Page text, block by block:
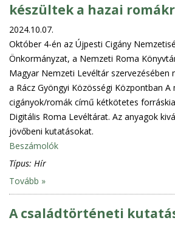
készültek a hazai
2024.10.07.
Október 4-én az Újpesti Cigány
Önkormányzat, a Nemzeti Roma
Magyar Nemzeti Levéltár szervezésében
a Rácz Gyöngyi Közösségi Központban A
cigányok/romák című kétkötetes
Digitális Roma Levéltárat. Az anyagok
jövőbeni kutatásokat.
Beszámolók
Típus: Hír
Tovább »
A családtörténeti